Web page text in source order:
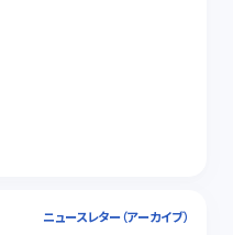
ニュースレター（アーカイブ）